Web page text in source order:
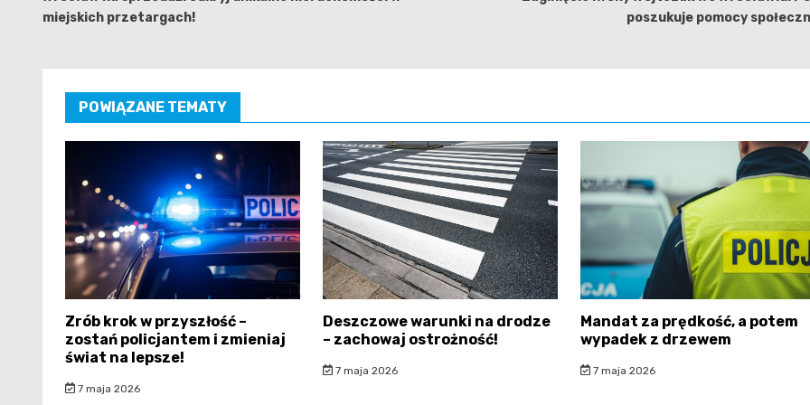
miejskich przetargach!
poszukuje pomocy
POWIĄZANE TEMATY
Zrób krok w przyszłość –
zostań policjantem i zmieniaj
świat na lepsze!
7 maja 2026
Deszczowe warunki na drodze
– zachowaj ostrożność!
7 maja 2026
Mandat za prędkość, a potem
wypadek z drzewem
7 maja 2026